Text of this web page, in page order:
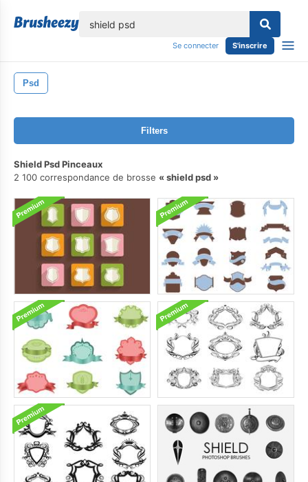
Se connecter S'inscrire
Psd
Filters
Shield Psd Pinceaux
2 100 correspondance de brosse
shield psd